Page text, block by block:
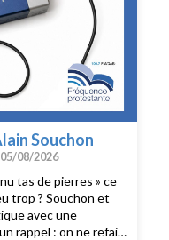
Souchon
05/08/2026
tas de pierres » ce
trop ? Souchon et
avec une
rappel : on ne refait